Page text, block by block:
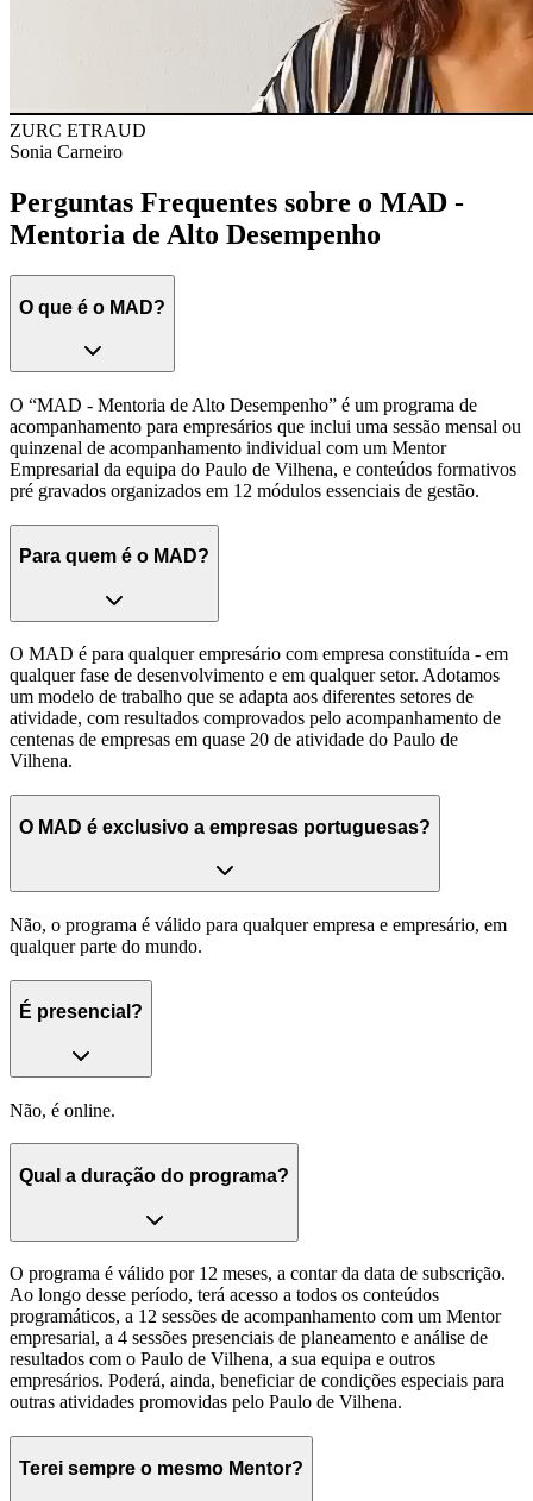
ZURC ETRAUD
Sonia Carneiro
Perguntas Frequentes sobre o MAD -
Mentoria de Alto Desempenho
O que é o MAD?
O “MAD - Mentoria de Alto Desempenho” é um programa de
acompanhamento para empresários que inclui uma sessão mensal ou
quinzenal de acompanhamento individual com um Mentor
Empresarial da equipa do Paulo de Vilhena, e conteúdos formativos
pré gravados organizados em 12 módulos essenciais de gestão.
Para quem é o MAD?
O MAD é para qualquer empresário com empresa constituída - em
qualquer fase de desenvolvimento e em qualquer setor. Adotamos
um modelo de trabalho que se adapta aos diferentes setores de
atividade, com resultados comprovados pelo acompanhamento de
centenas de empresas em quase 20 de atividade do Paulo de
Vilhena.
O MAD é exclusivo a empresas portuguesas?
Não, o programa é válido para qualquer empresa e empresário, em
qualquer parte do mundo.
É presencial?
Não, é online.
Qual a duração do programa?
O programa é válido por 12 meses, a contar da data de subscrição.
Ao longo desse período, terá acesso a todos os conteúdos
programáticos, a 12 sessões de acompanhamento com um Mentor
empresarial, a 4 sessões presenciais de planeamento e análise de
resultados com o Paulo de Vilhena, a sua equipa e outros
empresários. Poderá, ainda, beneficiar de condições especiais para
outras atividades promovidas pelo Paulo de Vilhena.
Terei sempre o mesmo Mentor?